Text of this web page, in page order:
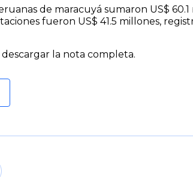
de maracuyá sumaron US$
fueron US$ 41.5 millones,
la nota completa.